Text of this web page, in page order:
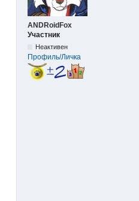
ANDRoidFox
Участник
Неактивен
Профиль/Личка